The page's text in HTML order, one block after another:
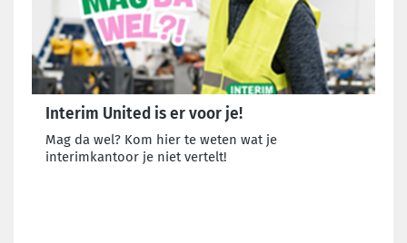
Interim United is er voor je!
Mag da wel? Kom hier te weten wat je
interimkantoor je niet vertelt!